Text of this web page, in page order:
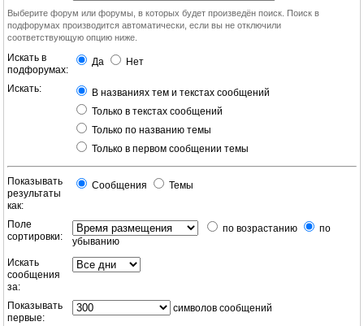
Выберите форум или форумы, в которых будет произведён поиск. Поиск в
подфорумах производится автоматически, если вы не отключили
соответствующую опцию ниже.
Искать в
подфорумах:
Да Нет
Искать:
В названиях тем и текстах сообщений
Только в текстах сообщений
Только по названию темы
Только в первом сообщении темы
Показывать
результаты
как:
Сообщения Темы
Поле
сортировки:
по возрастанию
по
убыванию
Искать
сообщения
за:
Показывать
первые:
символов сообщений